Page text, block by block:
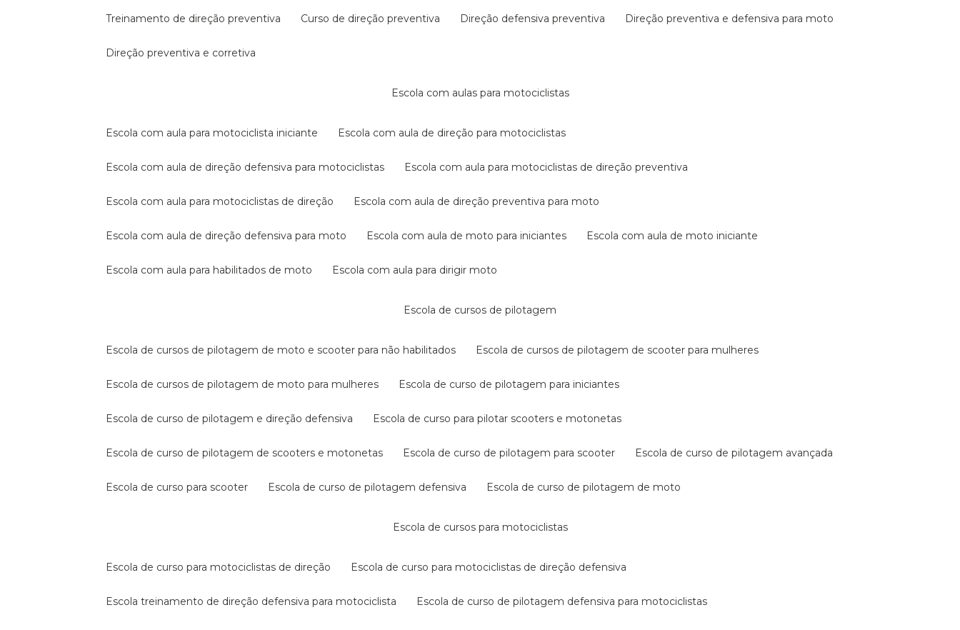
treinamento de direção preventiva curso de direção preventiva direção defensiva preventiva direção preventiva e defensiva para moto
direção preventiva e corretiva
escola com aulas para motociclistas
escola com aula para motociclista iniciante escola com aula de direção para motociclistas
escola com aula de direção defensiva para motociclistas escola com aula para motociclistas de direção preventiva
escola com aula para motociclistas de direção escola com aula de direção preventiva para moto
escola com aula de direção defensiva para moto escola com aula de moto para iniciantes escola com aula de moto iniciante
escola com aula para habilitados de moto escola com aula para dirigir moto
escola de cursos de pilotagem
escola de cursos de pilotagem de moto e scooter para não habilitados escola de cursos de pilotagem de scooter para mulheres
escola de cursos de pilotagem de moto para mulheres escola de curso de pilotagem para iniciantes
escola de curso de pilotagem e direção defensiva escola de curso para pilotar scooters e motonetas
escola de curso de pilotagem de scooters e motonetas escola de curso de pilotagem para scooter escola de curso de pilotagem avançada
escola de curso para scooter escola de curso de pilotagem defensiva escola de curso de pilotagem de moto
escola de cursos para motociclistas
escola de curso para motociclistas de direção escola de curso para motociclistas de direção defensiva
escola treinamento de direção defensiva para motociclista escola de curso de pilotagem defensiva para motociclistas